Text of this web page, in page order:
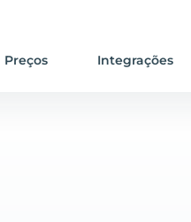
Preços Integrações